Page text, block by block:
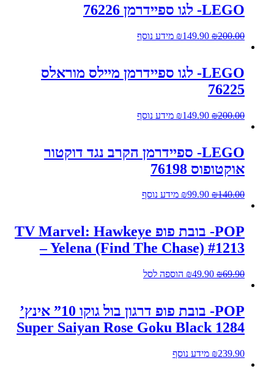
LEGO- לגו ספיידרמן 76226
₪200.00
₪149.90 מידע נוסף
LEGO- לגו ספיידרמן מיילס מוראלס
76225
₪200.00
₪149.90 מידע נוסף
LEGO- ספיידרמן הקרב נגד דוקטור
אוקטופוס 76198
₪140.00
₪99.90 מידע נוסף
POP- בובת פופ TV Marvel: Hawkeye
– Yelena (Find The Chase) #1213
₪69.90
₪49.90 הוספה לסל
POP- בובת פופ דרגון בול גוקו 10” אינץ’
Super Saiyan Rose Goku Black 1284
₪239.90 מידע נוסף